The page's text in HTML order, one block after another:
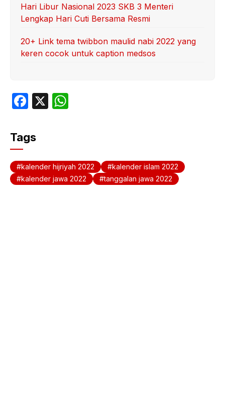
Hari Libur Nasional 2023 SKB 3 Menteri
Lengkap Hari Cuti Bersama Resmi
20+ Link tema twibbon maulid nabi 2022 yang
keren cocok untuk caption medsos
F
c
e
b
o
X
A
p
Tags
kalender hijriyah 2022
kalender islam 2022
kalender jawa 2022
tanggalan jawa 2022